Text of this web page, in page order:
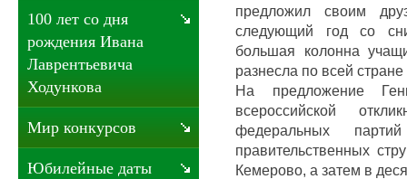
предложил своим
следующий год со
большая колонна
разнесла по всей стране
На предложение
всероссийской
федеральных
правительственных
Кемерово, а затем в
100 лет со дня
рождения Ивана
Лаврентьевича
Ходункова
Мир конкурсов
Юбилейные даты